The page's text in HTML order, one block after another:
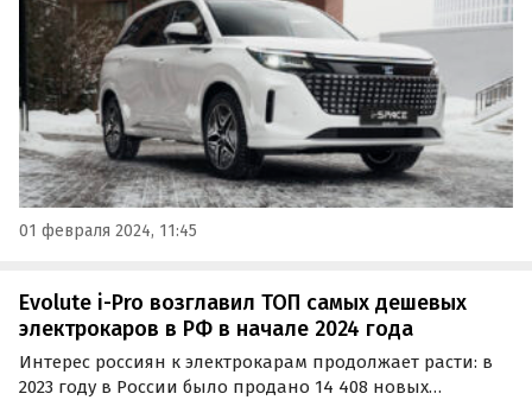
01 февраля 2024, 11:45
Evolute i-Pro возглавил ТОП самых дешевых
электрокаров в РФ в начале 2024 года
Интерес россиян к электрокарам продолжает расти: в
2023 году в России было продано 14 408 новых